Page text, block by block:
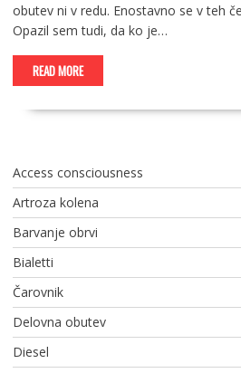
obutev ni v redu. Enostavno se v teh
Opazil sem tudi, da ko je…
READ MORE
Access consciousness
Artroza kolena
Barvanje obrvi
Bialetti
Čarovnik
Delovna obutev
Diesel